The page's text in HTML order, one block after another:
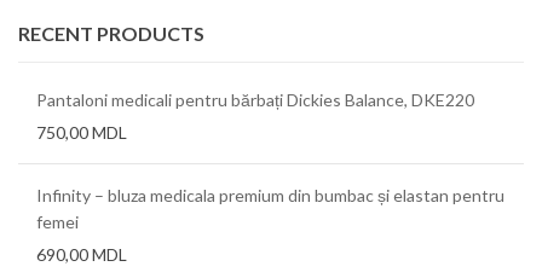
RECENT PRODUCTS
Pantaloni medicali pentru bărbați Dickies Balance, DKE220
750,00MDL
Infinity – bluza medicala premium din bumbac și elastan pentru
femei
690,00MDL